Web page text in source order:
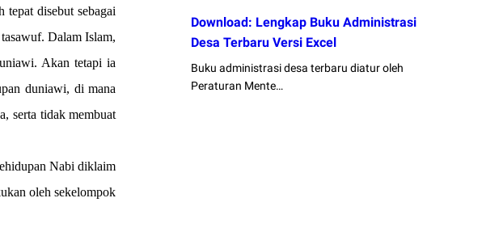
tepat disebut sebagai
Dalam Islam,
Akan tetapi ia
duniawi, di mana
serta tidak membuat
Nabi diklaim
oleh sekelompok
Download: Lengkap Buku Administrasi
Desa Terbaru Versi Excel
Buku administrasi desa terbaru diatur oleh
Peraturan Mente…